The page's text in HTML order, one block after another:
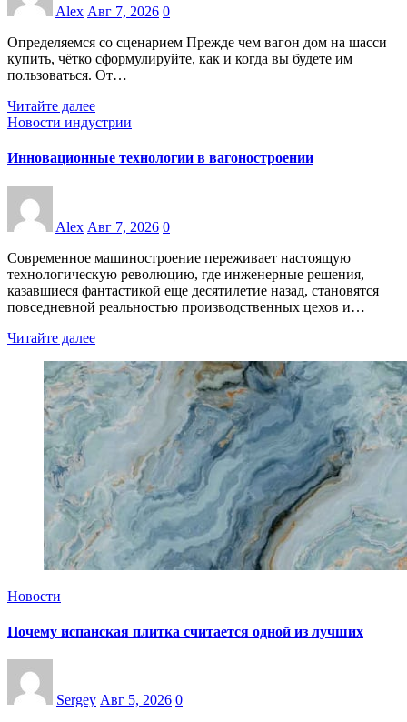
Alex Авг 7, 2026 0
Определяемся со сценарием Прежде чем вагон дом на шасси
купить, чётко сформулируйте, как и когда вы будете им
пользоваться. От…
Читайте далее
Новости индустрии
Инновационные технологии в вагоностроении
Alex Авг 7, 2026 0
Современное машиностроение переживает настоящую
технологическую революцию, где инженерные решения,
казавшиеся фантастикой еще десятилетие назад, становятся
повседневной реальностью производственных цехов и…
Читайте далее
Новости
Почему испанская плитка считается одной из лучших
Sergey Авг 5, 2026 0